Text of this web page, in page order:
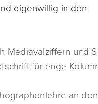
eigenwillig in den
Mediävalziffern und
für enge
an den